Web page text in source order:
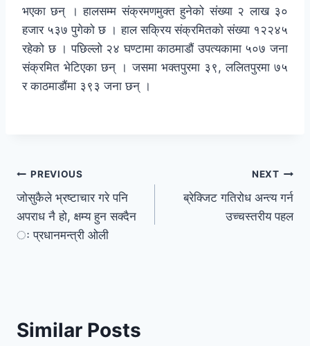
भएका छन् । हालसम्म संक्रमणमुक्त हुनेको संख्या २ लाख ३०
हजार ५३७ पुगेको छ । हाल सक्रिय संक्रमितको संख्या १२२४५
रहेको छ । पछिल्लो २४ घण्टामा काठमाडौं उपत्यकामा ५०७ जना
संक्रमित भेटिएका छन् । जसमा भक्तपुरमा ३९, ललितपुरमा ७५
र काठमाडौंमा ३९३ जना छन् ।
PREVIOUS
जोसुकैले भ्रष्टाचार गरे पनि
अपराध नै हो, क्षम्य हुन सक्दैन
ः प्रधानमन्त्री ओली
NEXT
ब्रेक्जिट गतिरोध अन्त्य गर्न
उच्चस्तरीय पहल
Similar Posts